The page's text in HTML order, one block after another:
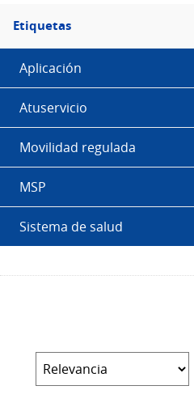
Filtro
Etiquetas
Etiquetas
Aplicación
Atuservicio
Movilidad regulada
MSP
Sistema de salud